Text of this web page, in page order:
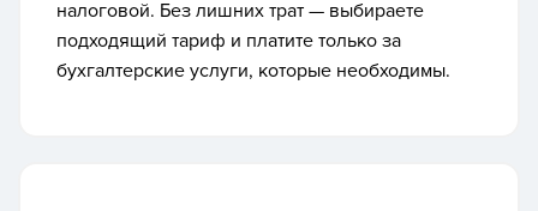
налоговой. Без лишних трат — выбираете
подходящий тариф и платите только за
бухгалтерские услуги, которые необходимы.